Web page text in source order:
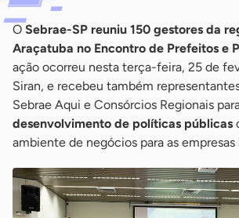
O Sebrae-SP reuniu 150 gestores da
Araçatuba no Encontro de Prefeitos e
ação ocorreu nesta terça-feira, 25 de
Siran, e recebeu também
Sebrae Aqui e Consórcios Regionais
desenvolvimento de políticas públicas
ambiente de negócios para as empresas